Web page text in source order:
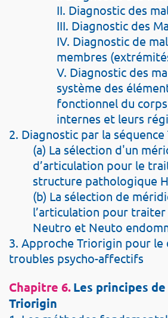
II. Diagnostic des
III. Diagnostic des
IV. Diagnostic de
membres
V. Diagnostic des
système des
fonctionnel du
internes et leurs
2. Diagnostic par la
(a) La sélection d'un
d’articulation pour le
structure pathologique
(b) La sélection de
l’articulation pour
Neutro et Neuto
3. Approche Triorigin pour le
troubles psycho-affectifs
Chapitre 6.Les principes
Triorigin